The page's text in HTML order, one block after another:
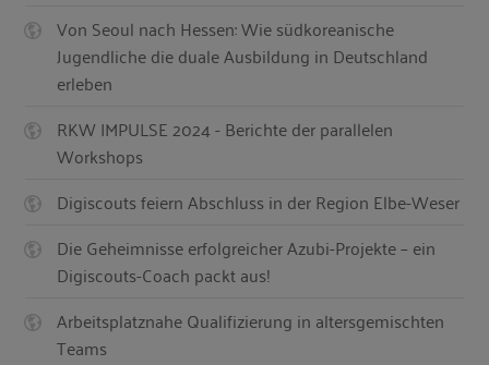
Von Seoul nach Hessen: Wie südkoreanische
Jugendliche die duale Ausbildung in Deutschland
erleben
RKW IMPULSE 2024 - Berichte der parallelen
Workshops
Digiscouts feiern Abschluss in der Region Elbe-Weser
Die Geheimnisse erfolgreicher Azubi-Projekte – ein
Digiscouts-Coach packt aus!
Arbeitsplatznahe Qualifizierung in altersgemischten
Teams